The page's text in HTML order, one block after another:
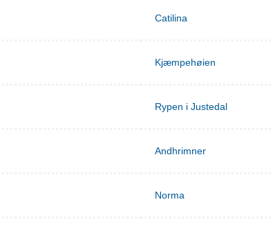
Catilina
Kjæmpehøien
Rypen i Justedal
Andhrimner
Norma